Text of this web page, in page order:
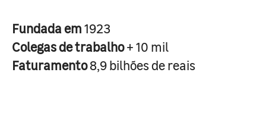
Fundada em1923
Colegas de trabalho+ 10 mil
Faturamento8,9 bilhões de reais